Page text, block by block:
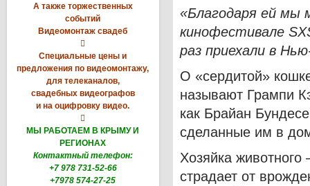
А также торжественных
событий
Видеомонтаж свадеб

Специальные цены и
предложения по видеомонтажу,
для телеканалов,
свадебных видеографов
и на оцифровку видео.

МЫ РАБОТАЕМ В КРЫМУ И
РЕГИОНАХ
Контактный телефон:
+7 978 731-52-66
+7978 574-27-25
«Благодаря ей мы
кинофестивале
раз приехали в
О «сердитой»
называют Грампи
как Брайан
сделанные им в
Хозяйка животного
страдает от